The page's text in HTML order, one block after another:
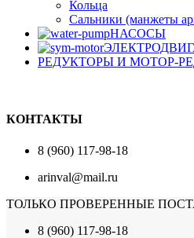
Кольца
Сальники (манжеты
НАСОСЫ
РЕДУКТОРЫ И МОТОР-
КОНТАКТЫ
8 (960) 117-98-18
arinval@mail.ru
ТОЛЬКО ПРОВЕРЕННЫЕ
8 (960) 117-98-18